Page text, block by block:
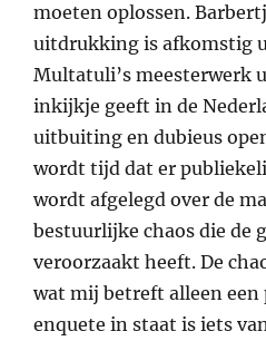
moeten oplossen.
uitdrukking is afkomstig
Multatuli’s meesterwerk
inkijkje geeft in de
uitbuiting en dubieus
wordt tijd dat er
wordt afgelegd over de
bestuurlijke chaos die de
veroorzaakt heeft. De
wat mij betreft alleen een
enquete in staat is iets